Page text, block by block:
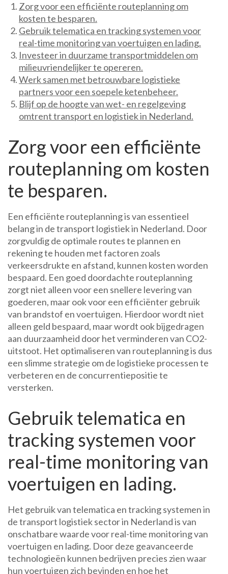
Zorg voor een efficiënte routeplanning om
kosten te besparen.
Gebruik telematica en tracking systemen voor
real-time monitoring van voertuigen en lading.
Investeer in duurzame transportmiddelen om
milieuvriendelijker te opereren.
Werk samen met betrouwbare logistieke
partners voor een soepele ketenbeheer.
Blijf op de hoogte van wet- en regelgeving
omtrent transport en logistiek in Nederland.
Zorg voor een efficiënte
routeplanning om kosten
te besparen.
Een efficiënte routeplanning is van essentieel
belang in de transport logistiek in Nederland. Door
zorgvuldig de optimale routes te plannen en
rekening te houden met factoren zoals
verkeersdrukte en afstand, kunnen kosten worden
bespaard. Een goed doordachte routeplanning
zorgt niet alleen voor een snellere levering van
goederen, maar ook voor een efficiënter gebruik
van brandstof en voertuigen. Hierdoor wordt niet
alleen geld bespaard, maar wordt ook bijgedragen
aan duurzaamheid door het verminderen van CO2-
uitstoot. Het optimaliseren van routeplanning is dus
een slimme strategie om de logistieke processen te
verbeteren en de concurrentiepositie te
versterken.
Gebruik telematica en
tracking systemen voor
real-time monitoring van
voertuigen en lading.
Het gebruik van telematica en tracking systemen in
de transport logistiek sector in Nederland is van
onschatbare waarde voor real-time monitoring van
voertuigen en lading. Door deze geavanceerde
technologieën kunnen bedrijven precies zien waar
hun voertuigen zich bevinden en hoe het